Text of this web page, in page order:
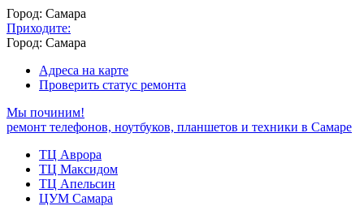
Город: Самара
Приходите:
Город: Самара
Адреса на карте
Проверить статус ремонта
Мы починим!
ремонт телефонов, ноутбуков, планшетов и техники в Самаре
ТЦ Аврора
ТЦ Максидом
ТЦ Апельсин
ЦУМ Самара